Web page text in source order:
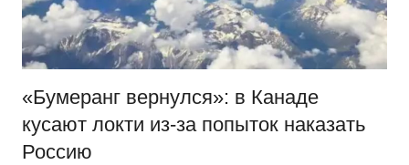
«Бумеранг вернулся»: в Канаде
кусают локти из-за попыток наказать
Россию